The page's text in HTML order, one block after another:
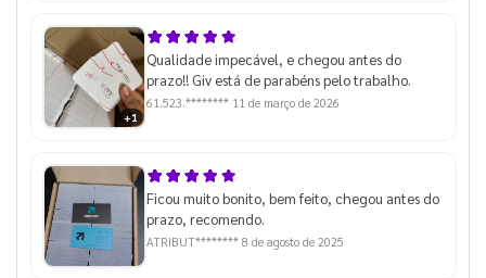
+1
Qualidade impecável, e chegou antes do
prazo!! Giv está de parabéns pelo trabalho.
61.523.******** 11 de março de 2026
Ficou muito bonito, bem feito, chegou antes do
prazo, recomendo.
ATRIBUT******** 8 de agosto de 2025